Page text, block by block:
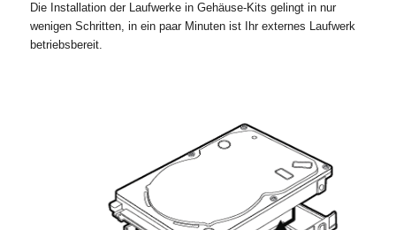
Die Installation der Laufwerke in Gehäuse-Kits gelingt in nur
wenigen Schritten, in ein paar Minuten ist Ihr externes Laufwerk
betriebsbereit.